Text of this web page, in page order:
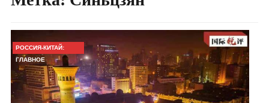
РОССИЯ-КИТАЙ:
ГЛАВНОЕ